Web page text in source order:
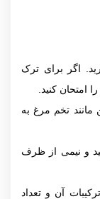
اگر برای ترک
امتحان کنید.
تخم مرغ به
و نیمی از ظرف
آن‌ و تعداد